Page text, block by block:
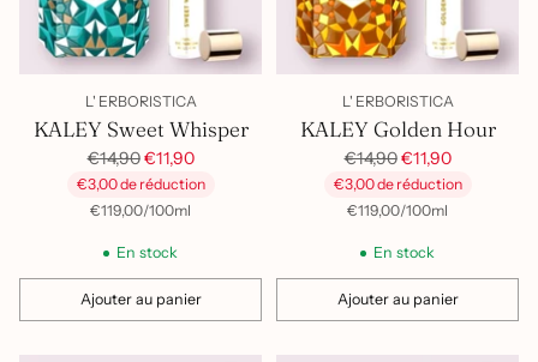
L' ERBORISTICA
KALEY Sweet Whisper
Prix
habituel
€14,90€11,90
€3,00 de réduction
Prix
€119,00/
par 100ml
En stock
Ajouter au panier
Quantité
L' ERBORISTICA
KALEY Golden Hour
Prix
habituel
€14,90€11,90
€3,00 de réduction
Prix
€119,00/
par 100ml
En stock
Ajouter au panier
Quantité